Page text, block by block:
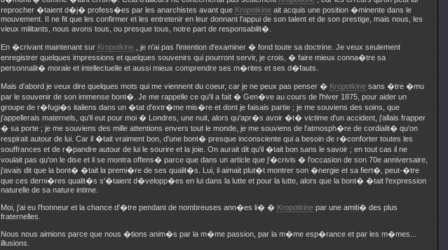
reprocher �taient d�j� profess�es par les anarchistes avant que Kropotkine ait acquis une position �minente dans le
mouvement. II ne fit que les confirmer et les entretenir en leur donnant l'appui de son talent et de son prestige, mais nous, les
vieux militants, nous avons tous, ou presque tous, notre part de responsabilit�.
En �crivant maintenant sur Kropotkine , je n'ai pas l'intention d'examiner � fond toute sa doctrine. Je veux seulement
enregistrer quelques impressions et quelques souvenirs qui pourront servir, je crois, � faire mieux conna�tre sa
personnalit� morale et intellectuelle et aussi mieux comprendre ses m�rites et ses d�fauts.
Mais d'abord je veux dire quelques mots qui me viennent du coeur, car je ne peux pas penser � Kropotkine sans �tre �mu
par le souvenir de son immense bont�. Je me rappelle ce qu'il a fait � Gen�ve au cours de l'hiver 1875, pour aider un
groupe de r�fugi�s italiens dans un �tat d'extr�me mis�re et dont je faisais partie ; je me souviens des soins, que
j'appellerais maternels, qu'il eut pour moi � Londres, une nuit, alors qu'apr�s avoir �t� victime d'un accident, j'allais frapper
� sa porte ; je me souviens des mille attentions envers tout le monde, je me souviens de l'atmosph�re de cordialit� qu'on
respirait autour de lui. Car il �tait vraiment bon, d'une bont� presque inconsciente qui a besoin de r�conforter toutes les
souffrances et de r�pandre autour de lui le sourire et la joie. On aurait dit qu'il �tait bon sans le savoir ; en tout cas il ne
voulait pas qu'on le dise et il se montra offens� parce que dans un article que j'�crivis � l'occasion de son 70e anniversaire,
j'avais dit que la bont� �tait la premi�re de ses qualit�s. Lui, il aimait plut�t montrer son �nergie et sa fiert�, peut-�tre
que ces derni�res qualit�s s'�taient d�velopp�es en lui dans la lutte et pour la lutte, alors que la bont� �tait l'expression
naturelle de sa nature intime.
Moi, j'ai eu l'honneur et la chance d'�tre pendant de nombreuses ann�es li� � Kropotkine par une amiti� des plus
fraternelles.
Nous nous aimions parce que nous �tions anim�s par la m�me passion, par la m�me esp�rance et par les m�mes...
illusions.